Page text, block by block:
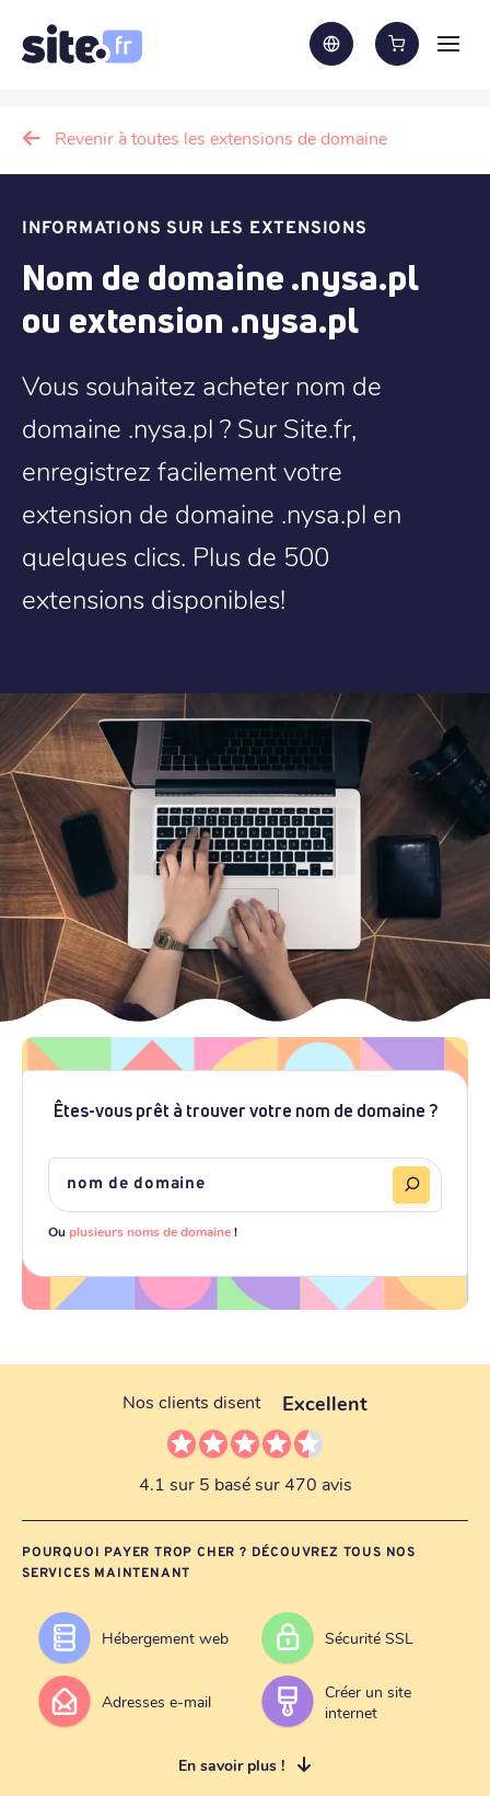
Revenir à toutes les extensions de domaine
INFORMATIONS SUR LES EXTENSIONS
Nom de domaine .nysa.pl
ou extension .nysa.pl
Vous souhaitez acheter nom de
domaine .nysa.pl ? Sur Site.fr,
enregistrez facilement votre
extension de domaine .nysa.pl en
quelques clics. Plus de 500
extensions disponibles!
Êtes-vous prêt à trouver votre nom de domaine ?
Ouplusieurs noms de domaine!
Nos clients disent Excellent
4.1 sur 5 basé sur 470 avis
POURQUOI PAYER TROP CHER ? DÉCOUVREZ TOUS NOS
SERVICES MAINTENANT
Hébergement web Sécurité SSL
Adresses e-mail
Créer un site
internet
En savoir plus !